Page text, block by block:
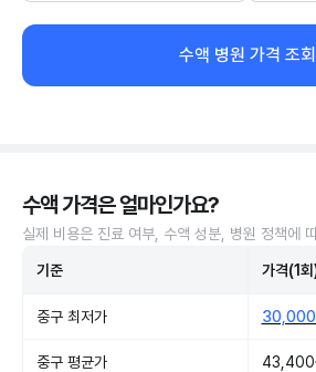
수액 병원 가격 조회
수액 가격은 얼마인가요?
실제 비용은 진료 여부, 수액 성분, 병원 정책에
기준 가격(1
중구 최저가 30,000
중구 평균가 43,400